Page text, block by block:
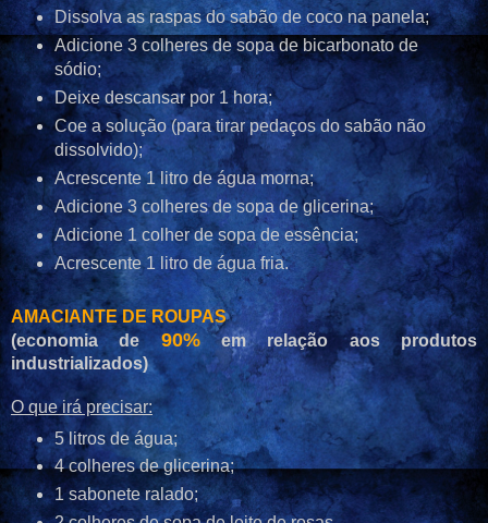
Dissolva as raspas do sabão de coco na panela;
Adicione 3 colheres de sopa de bicarbonato de
sódio;
Deixe descansar por 1 hora;
Coe a solução (para tirar pedaços do sabão não
dissolvido);
Acrescente 1 litro de água morna;
Adicione 3 colheres de sopa de glicerina;
Adicione 1 colher de sopa de essência;
Acrescente 1 litro de água fria.
AMACIANTE DE ROUPAS
(economia de90%em relação aos produtos
industrializados)
O que irá precisar:
5 litros de água;
4 colheres de glicerina;
1 sabonete ralado;